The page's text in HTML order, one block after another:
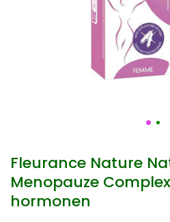
Fleurance Nature
Menopauze
hormonen